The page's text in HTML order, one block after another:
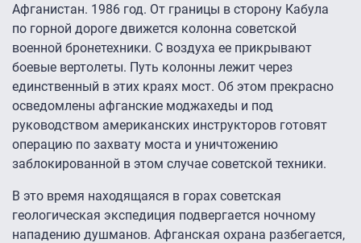
Афганистан. 1986 год. От границы в сторону Кабула
по горной дороге движется колонна советской
военной бронетехники. С воздуха ее прикрывают
боевые вертолеты. Путь колонны лежит через
единственный в этих краях мост. Об этом прекрасно
осведомлены афганские моджахеды и под
руководством американских инструкторов готовят
операцию по захвату моста и уничтожению
заблокированной в этом случае советской техники.
В это время находящаяся в горах советская
геологическая экспедиция подвергается ночному
нападению душманов. Афганская охрана разбегается,